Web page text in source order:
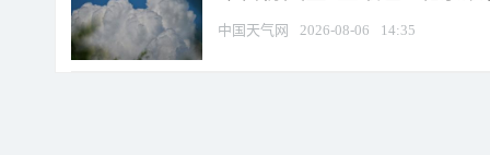
中国天气网 2026-08-06 14:35